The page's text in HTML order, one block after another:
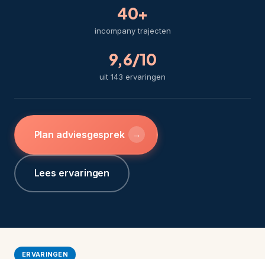
40+
incompany trajecten
9,6/10
uit 143 ervaringen
Plan adviesgesprek →
Lees ervaringen
ERVARINGEN